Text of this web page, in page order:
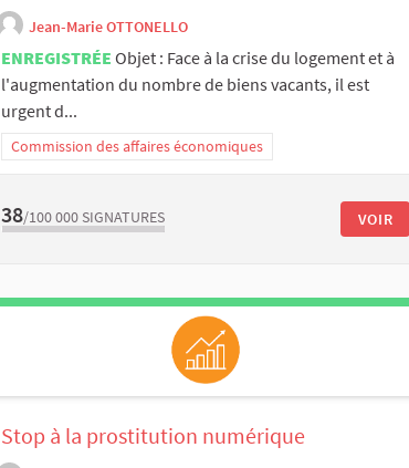
Jean-Marie OTTONELLO
ENREGISTRÉE Objet : Face à la crise du logement et à
l'augmentation du nombre de biens vacants, il est
urgent d...
Commission des affaires économiques
38/100 000 SIGNATURES VOIR
Stop à la prostitution numérique